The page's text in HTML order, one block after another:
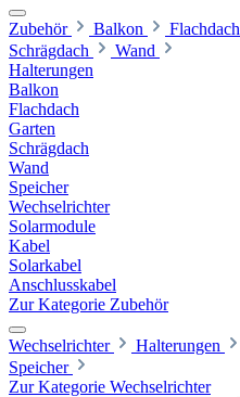
Zubehör Balkon Flachdach
Schrägdach
Wand
Halterungen
Balkon
Flachdach
Garten
Schrägdach
Wand
Speicher
Wechselrichter
Solarmodule
Kabel
Solarkabel
Anschlusskabel
Zur Kategorie Zubehör
Wechselrichter Halterungen
Speicher
Zur Kategorie Wechselrichter